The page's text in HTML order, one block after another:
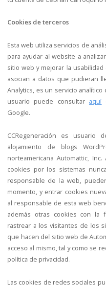
Cookies de terceros
Esta web utiliza servicios de
para ayudar al website a
sitio web y mejorar la
asocian a datos que pudieran
Analytics, es un servicio
usuario puede consultar aquí
Google.
CCRegeneración es
alojamiento de blogs
norteamericana Automattic,
cookies por los sistemas
responsable de la web,
momento, y entrar cookies
al responsable de esta web
además otras cookies con la
rastrear a los visitantes de los
que hacen del sitio web de
acceso al mismo, tal y como se
política de privacidad.
Las cookies de redes sociales